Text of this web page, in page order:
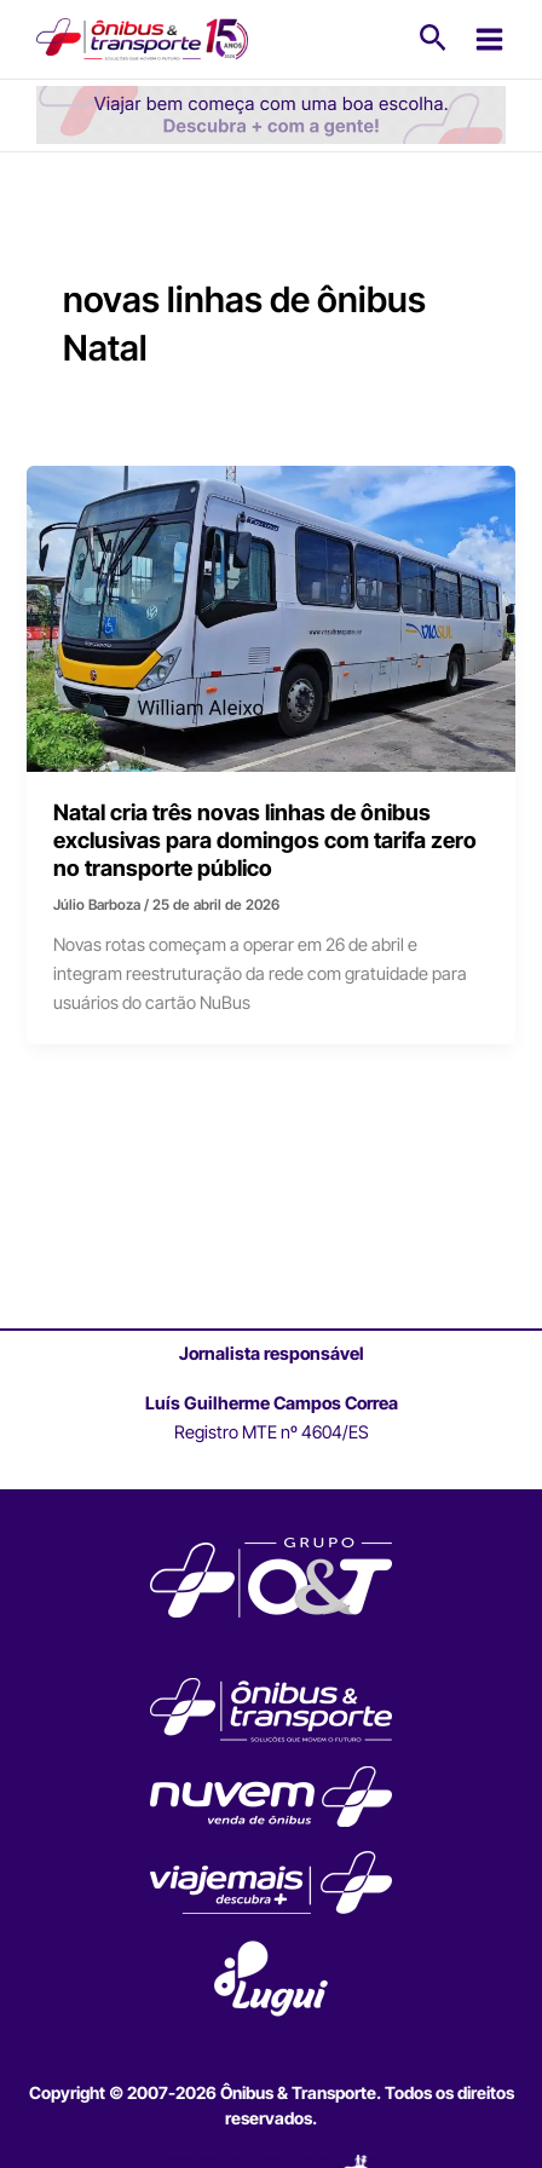
conteúdo
novas linhas de ônibus
Natal
Natal cria três novas linhas de ônibus
exclusivas para domingos com tarifa zero
no transporte público
Júlio Barboza/25 de abril de 2026
Novas rotas começam a operar em 26 de abril e
integram reestruturação da rede com gratuidade para
usuários do cartão NuBus
Jornalista responsável
Luís Guilherme Campos Correa
Registro MTE nº 4604/ES
Copyright © 2007-2026 Ônibus & Transporte. Todos os direitos
reservados.